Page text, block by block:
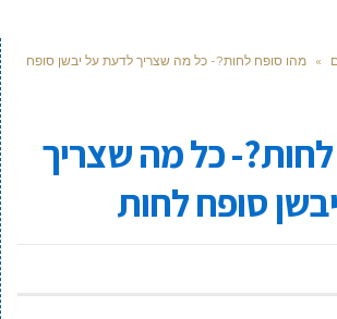
» מהו סופח לחות?- כל מה שצריך לדעת על יבשן סופח
כל מה שצריך
סופח לחות